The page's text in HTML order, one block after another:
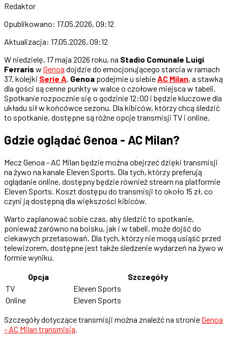
Redaktor
Opublikowano: 17.05.2026, 09:12
Aktualizacja: 17.05.2026, 09:12
W niedzielę, 17 maja 2026 roku, na Stadio Comunale Luigi
Ferraris w Genoa dojdzie do emocjonującego starcia w ramach
37. kolejki Serie A. Genoa podejmie u siebieAC Milan, a stawką
dla gości są cenne punkty w walce o czołowe miejsca w tabeli.
Spotkanie rozpocznie się o godzinie 12:00 i będzie kluczowe dla
układu sił w końcówce sezonu. Dla kibiców, którzy chcą śledzić
to spotkanie, dostępne są różne opcje transmisji TV i online.
Gdzie oglądać Genoa - AC Milan?
Mecz Genoa - AC Milan będzie można obejrzeć dzięki transmisji
na żywo na kanale Eleven Sports. Dla tych, którzy preferują
oglądanie online, dostępny będzie również stream na platformie
Eleven Sports. Koszt dostępu do transmisji to około 15 zł, co
czyni ją dostępną dla większości kibiców.
Warto zaplanować sobie czas, aby śledzić to spotkanie,
ponieważ zarówno na boisku, jak i w tabeli, może dojść do
ciekawych przetasowań. Dla tych, którzy nie mogą usiąść przed
telewizorem, dostępne jest także śledzenie wydarzeń na żywo w
formie wyniku.
Opcja
Szczegóły
TV
Eleven Sports
Online
Eleven Sports
Szczegóły dotyczące transmisji można znaleźć na stronieGenoa
- AC Milan transmisja